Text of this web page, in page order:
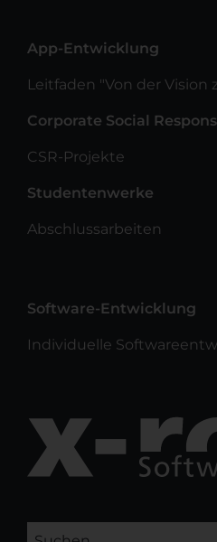
App-Entwicklung
Leitfaden "Von der Vision
Corporate Social
CSR-Projekte
Studentenwerke
Abschlussarbeiten
Software-Entwicklung
Individuelle